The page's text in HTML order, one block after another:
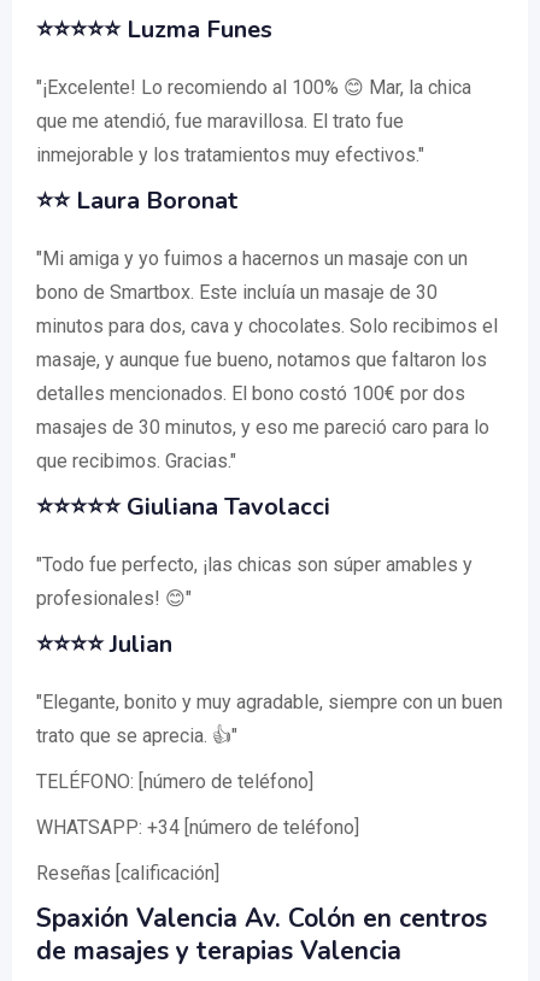
⭐⭐⭐⭐⭐ Luzma Funes
"¡Excelente! Lo recomiendo al 100% 😊 Mar, la chica
que me atendió, fue maravillosa. El trato fue
inmejorable y los tratamientos muy efectivos."
⭐⭐ Laura Boronat
"Mi amiga y yo fuimos a hacernos un masaje con un
bono de Smartbox. Este incluía un masaje de 30
minutos para dos, cava y chocolates. Solo recibimos el
masaje, y aunque fue bueno, notamos que faltaron los
detalles mencionados. El bono costó 100€ por dos
masajes de 30 minutos, y eso me pareció caro para lo
que recibimos. Gracias."
⭐⭐⭐⭐⭐Giuliana Tavolacci
"Todo fue perfecto, ¡las chicas son súper amables y
profesionales! 😊"
⭐⭐⭐⭐Julian
"Elegante, bonito y muy agradable, siempre con un buen
trato que se aprecia. 👍"
TELÉFONO: [número de teléfono]
WHATSAPP: +34 [número de teléfono]
Reseñas [calificación]
Spaxión Valencia Av. Colón en centros
de masajes y terapias Valencia